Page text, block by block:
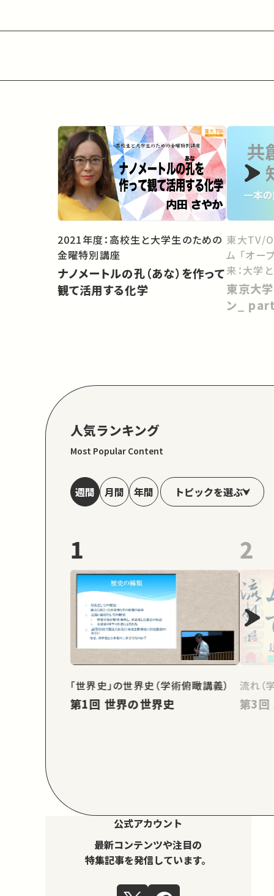
2021年度：高校生と大学生のための
金曜特別講座
ナノメートルの孔（あな）を作って
観て活用する化学
東大TV/
ム 「オー
来：大学
向けて」
東京大
ン_
人気ランキング
Most Popular Content
週間 月間 年間 トピックを選ぶ
1
「世界史」の世界史（学術俯瞰講義）
第1回 世界の世界史
2
流れ（
公式アカウント
最新コンテンツや注目の
特集記事を発信しています。